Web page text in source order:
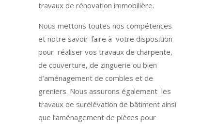
travaux de rénovation immobilière.
Nous mettons toutes nos compétences
et notre savoir-faire à votre disposition
pour réaliser vos travaux de charpente,
de couverture, de zinguerie ou bien
d’aménagement de combles et de
greniers. Nous assurons également les
travaux de surélévation de bâtiment ainsi
que l’aménagement de pièces pour